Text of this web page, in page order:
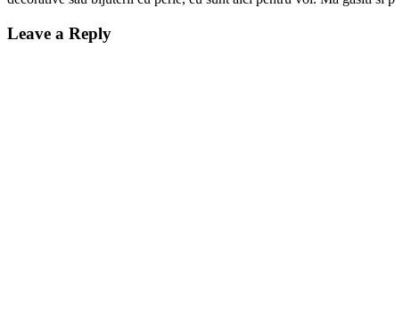
Leave a Reply